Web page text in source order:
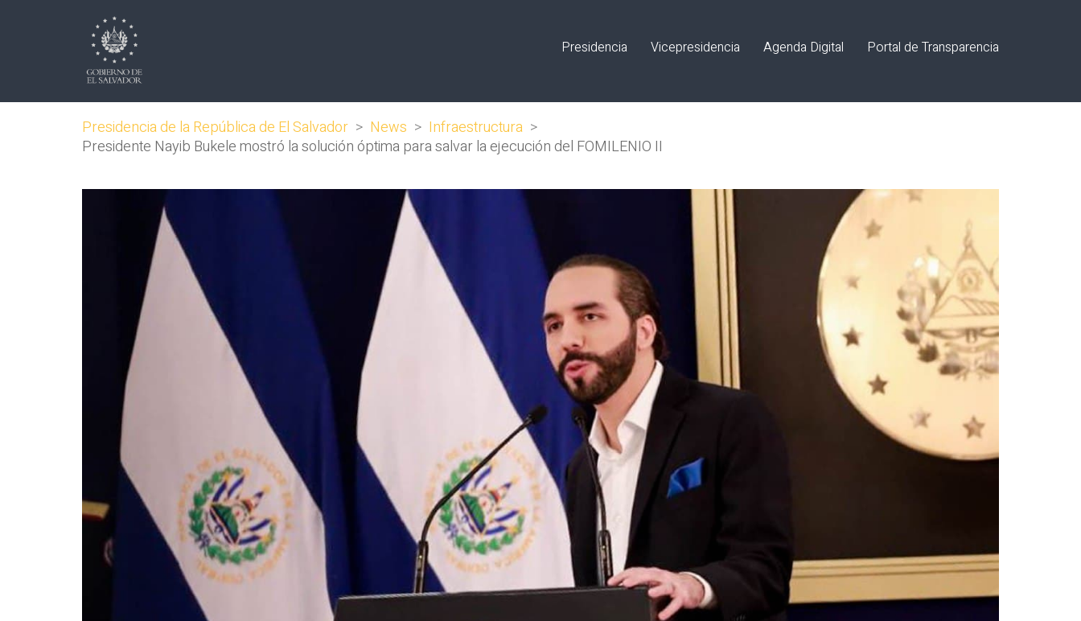
Presidencia Vicepresidencia Agenda Digital Portal de Transparencia
Presidencia de la República de El Salvador > News > Infraestructura >
Presidente Nayib Bukele mostró la solución óptima para salvar la ejecución del FOMILENIO II